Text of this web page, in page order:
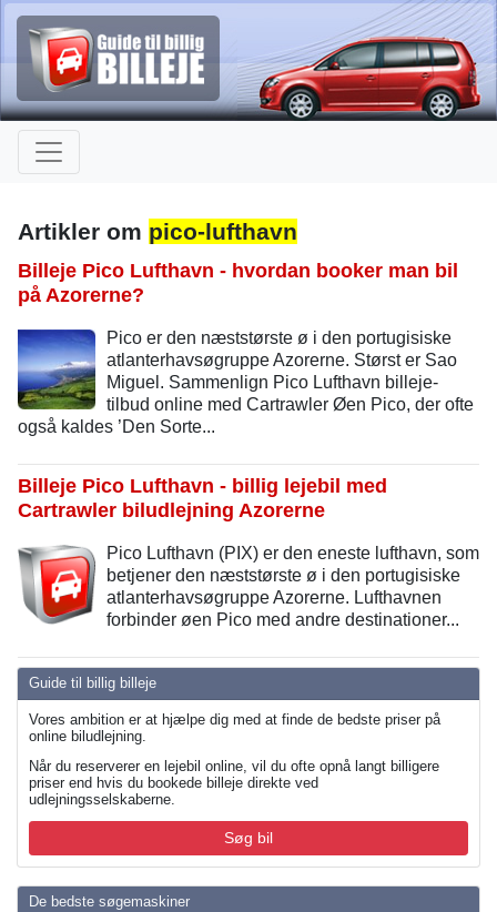
Guide til billig billeje
Vores ambition er at hjælpe dig med at finde de bedste priser på
online biludlejning.
Når du reserverer en lejebil online, vil du ofte opnå langt billigere
priser end hvis du bookede billeje direkte ved
udlejningsselskaberne.
Søg bil
De bedste søgemaskiner
Artikler om pico-lufthavn
Billeje Pico Lufthavn - hvordan booker man bil
på Azorerne?
Pico er den næststørste ø i den portugisiske
atlanterhavsøgruppe Azorerne. Størst er Sao
Miguel. Sammenlign Pico Lufthavn billeje-
tilbud online med Cartrawler Øen Pico, der ofte
også kaldes ’Den Sorte...
Billeje Pico Lufthavn - billig lejebil med
Cartrawler biludlejning Azorerne
Pico Lufthavn (PIX) er den eneste lufthavn, som
betjener den næststørste ø i den portugisiske
atlanterhavsøgruppe Azorerne. Lufthavnen
forbinder øen Pico med andre destinationer...